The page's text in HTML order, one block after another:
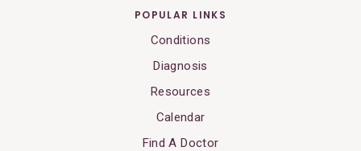
POPULAR LINKS
Conditions
Diagnosis
Resources
Calendar
Find A Doctor